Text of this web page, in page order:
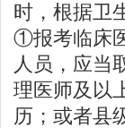
时，根据卫
①报考临床
人员，应当
理医师及以
历；或者县